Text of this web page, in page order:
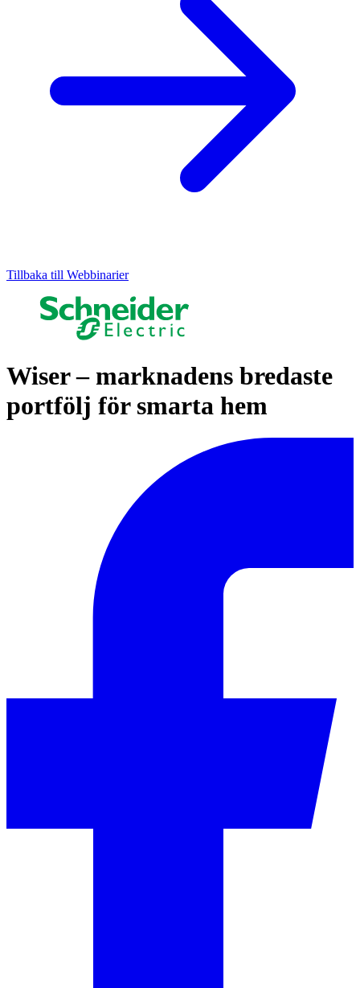
Tillbaka till Webbinarier
Wiser – marknadens bredaste
portfölj för smarta hem